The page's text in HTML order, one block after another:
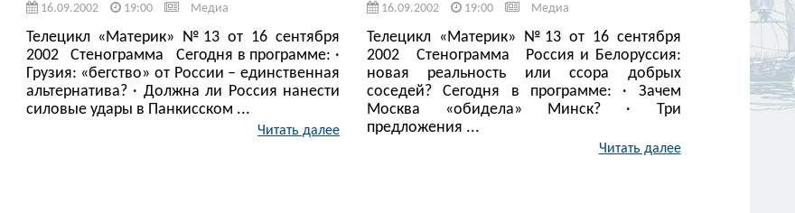
16.09.2002 19:00 Медиа
Телецикл «Материк» №13 от 16 сентября
2002 Стенограмма Сегодня в программе: ·
Грузия: «бегство» от России – единственная
альтернатива? · Должна ли Россия нанести
силовые удары в Панкисском ...
Читать далее
16.09.2002 19:00 Медиа
Телецикл «Материк» №13 от 16 сентября
2002 Стенограмма Россия и Белоруссия:
новая реальность или ссора добрых
соседей? Сегодня в программе: · Зачем
Москва «обидела» Минск? · Три
предложения ...
Читать далее